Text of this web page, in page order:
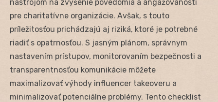
nástrojom na zvýšenie povedomia a angažovanosti
pre charitatívne organizácie. Avšak, s touto
príležitosťou prichádzajú aj riziká, ktoré je potrebné
riadiť s opatrnosťou. S jasným plánom, správnym
nastavením prístupov, monitorovaním bezpečnosti a
transparentnosťou komunikácie môžete
maximalizovať výhody influencer takeoveru a
minimalizovať potenciálne problémy. Tento checklist